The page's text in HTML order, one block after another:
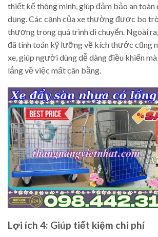
thiết kế thông minh, giúp đảm bảo an
dụng. Các cạnh của xe thường được bo
thương trong quá trình di chuyển. Ngoài
đã tính toán kỹ lưỡng về kích thước cũng
xe, giúp người dùng dễ dàng điều khiển
lắng về việc mất cân bằng.
Lợi ích 4: Giúp tiết kiệm chi phí